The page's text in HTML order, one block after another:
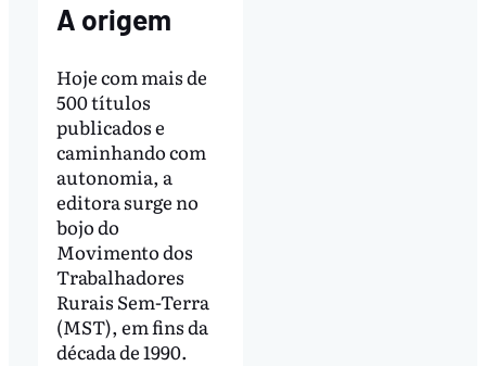
A origem
Hoje com mais de
500 títulos
publicados e
caminhando com
autonomia, a
editora surge no
bojo do
Movimento dos
Trabalhadores
Rurais Sem-Terra
(MST), em fins da
década de 1990.